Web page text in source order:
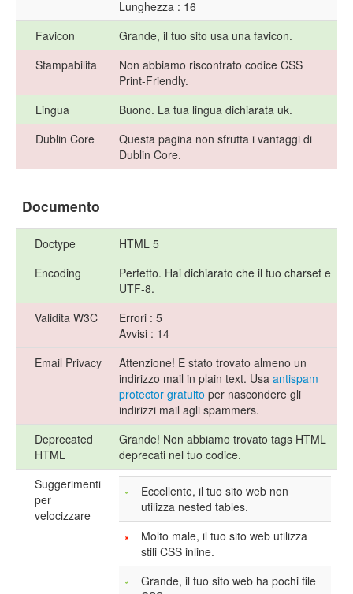
Lunghezza : 16
Favicon
Grande, il tuo sito usa una favicon.
Stampabilita
Non abbiamo riscontrato codice CSS
Print-Friendly.
Lingua
Buono. La tua lingua dichiarata uk.
Dublin Core
Questa pagina non sfrutta i vantaggi di
Dublin Core.
Documento
Doctype
HTML 5
Encoding
Perfetto. Hai dichiarato che il tuo charset e
UTF-8.
Validita W3C
Errori : 5
Avvisi : 14
Email Privacy
Attenzione! E stato trovato almeno un
indirizzo mail in plain text. Usa antispam
protector gratuito per nascondere gli
indirizzi mail agli spammers.
Deprecated
HTML
Grande! Non abbiamo trovato tags HTML
deprecati nel tuo codice.
Suggerimenti
per
velocizzare
Eccellente, il tuo sito web non
utilizza nested tables.
Molto male, il tuo sito web utilizza
stili CSS inline.
Grande, il tuo sito web ha pochi file